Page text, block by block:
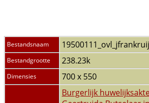
Bestandsnaam
Bestandgrootte 238.23k
Dimensies
700 x 550
Burgerlijk